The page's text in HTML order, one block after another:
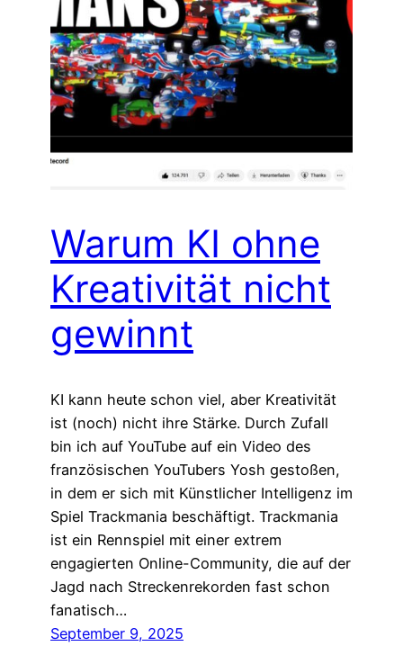
Warum KI ohne
Kreativität nicht
gewinnt
KI kann heute schon viel, aber Kreativität
ist (noch) nicht ihre Stärke. Durch Zufall
bin ich auf YouTube auf ein Video des
französischen YouTubers Yosh gestoßen,
in dem er sich mit Künstlicher Intelligenz im
Spiel Trackmania beschäftigt. Trackmania
ist ein Rennspiel mit einer extrem
engagierten Online-Community, die auf der
Jagd nach Streckenrekorden fast schon
fanatisch…
September 9, 2025